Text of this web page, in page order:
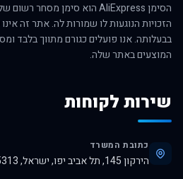
בבעלותה. אנו פועלים כגורם מתווך בלבד
המוצעים באתר שלה.
שירות לקוחות
כתובת המשרד
הירקון 145, תל אביב יפו, ישראל, 6345313